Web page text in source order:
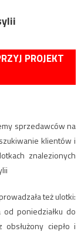
PROJEKT
sprzedawców na
klientów i
znalezionych
też ulotki:
od poniedziałku do
ciepło i